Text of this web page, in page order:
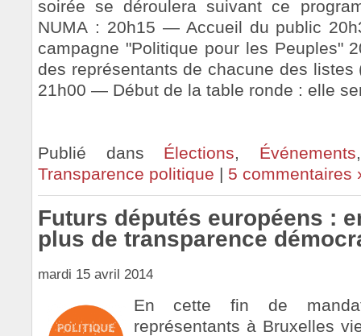
soirée se déroulera suivant ce
NUMA : 20h15 — Accueil du public
campagne "Politique pour les Peuples"
des représentants de chacune des
21h00 — Début de la table ronde : elle
Publié dans Élections, Événements
Transparence politique | 5 commentaires
Futurs députés européens :
plus de transparence
mardi 15 avril 2014
En cette fin de
représentants à Bruxelles